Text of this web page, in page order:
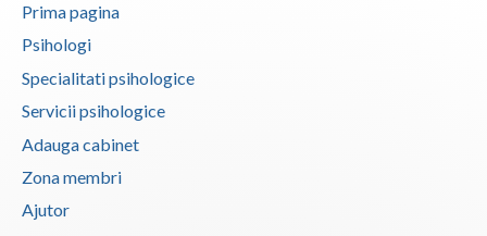
Prima pagina
Psihologi
Specialitati psihologice
Servicii psihologice
Adauga cabinet
Zona membri
Ajutor